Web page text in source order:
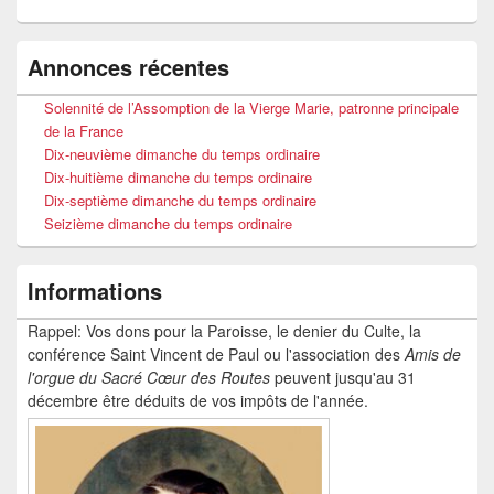
Annonces récentes
Solennité de l’Assomption de la Vierge Marie, patronne principale
de la France
Dix-neuvième dimanche du temps ordinaire
Dix-huitième dimanche du temps ordinaire
Dix-septième dimanche du temps ordinaire
Seizième dimanche du temps ordinaire
Informations
Rappel: Vos dons pour la Paroisse, le denier du Culte, la
conférence Saint Vincent de Paul ou l'association des Amis de
l'orgue du Sacré Cœur des Routes peuvent jusqu'au 31
décembre être déduits de vos impôts de l'année.